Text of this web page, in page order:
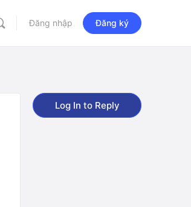
Đăng nhập Đăng ký
Log In to Reply